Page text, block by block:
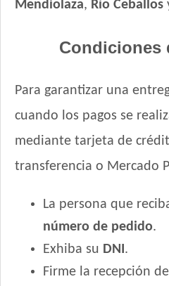
Mendiolaza, Río Ceballos
Condiciones
Para garantizar una
cuando los pagos se
mediante tarjeta de
transferencia o Mercado
La persona que
número de pedido.
Exhiba su DNI .
Firme la recepción